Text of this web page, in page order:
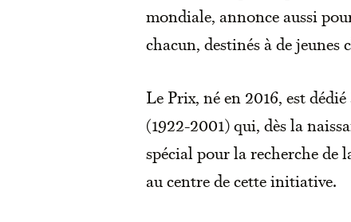
mondiale, annonce aussi
chacun, destinés à de
Le Prix, né en 2016, est
(1922-2001) qui, dès la
spécial pour la recherche de
au centre de cette initiative.